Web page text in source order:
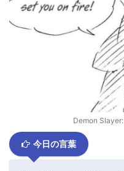
Demon
今日の言葉